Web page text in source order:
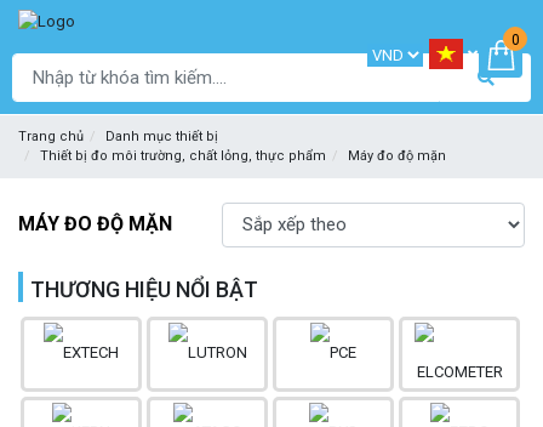
0
Trang chủ
Danh mục thiết bị
Thiết bị đo môi trường, chất lỏng, thực phẩm
Máy đo độ mặn
MÁY ĐO ĐỘ MẶN
THƯƠNG HIỆU NỔI BẬT